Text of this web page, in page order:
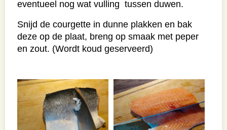
eventueel nog wat vulling tussen duwen.
Snijd de courgette in dunne plakken en bak
deze op de plaat, breng op smaak met peper
en zout. (Wordt koud geserveerd)